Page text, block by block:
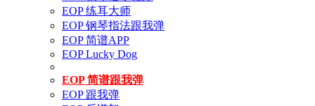
EOP 练耳大师
EOP 钢琴指法跟我弹
EOP 简谱APP
EOP Lucky Dog
EOP 简谱跟我弹
EOP 跟我弹